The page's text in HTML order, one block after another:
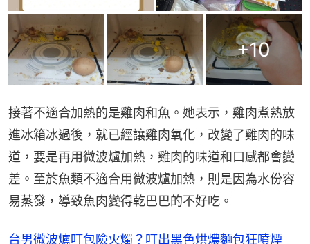
+10
接著不適合加熱的是雞肉和魚。她表示，雞肉煮熟放
進冰箱冰過後，就已經讓雞肉氧化，改變了雞肉的味
道，要是再用微波爐加熱，雞肉的味道和口感都會變
差。至於魚類不適合用微波爐加熱，則是因為水份容
易蒸發，導致魚肉變得乾巴巴的不好吃。
台男微波爐叮包險火燭？叮出黑色烘燶麵包狂噴煙